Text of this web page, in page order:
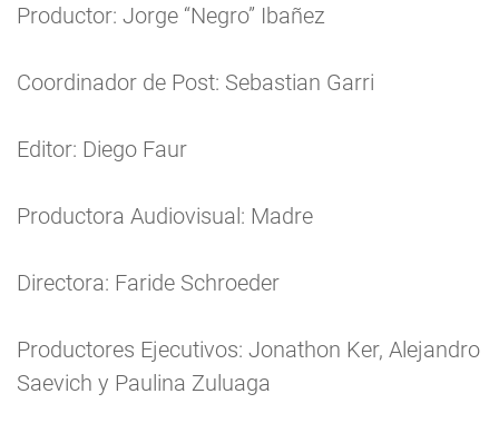
Productor: Jorge “Negro” Ibañez
Coordinador de Post: Sebastian Garri
Editor: Diego Faur
Productora Audiovisual: Madre
Directora: Faride Schroeder
Productores Ejecutivos: Jonathon Ker, Alejandro
Saevich y Paulina Zuluaga